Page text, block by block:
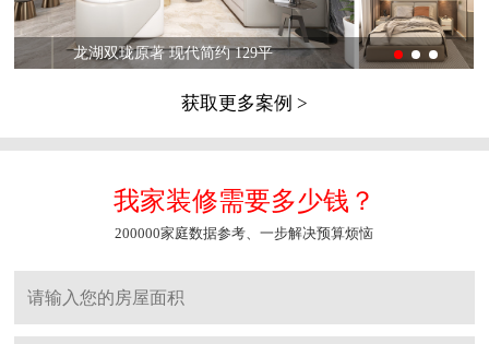
龙湖双珑原著 现代简约 129平
获取更多案例 >
我家装修需要多少钱？
200000家庭数据参考、一步解决预算烦恼